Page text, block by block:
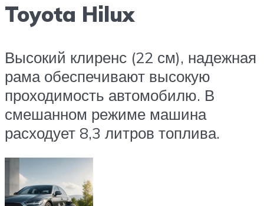
Toyota Hilux
Высокий клиренс (22 см), надежная
рама обеспечивают высокую
проходимость автомобилю. В
смешанном режиме машина
расходует 8,3 литров топлива.